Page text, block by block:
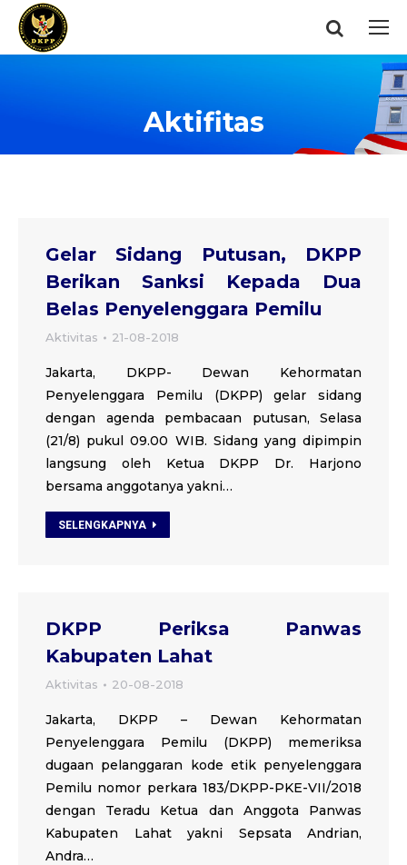
Search:
Aktifitas
You are here:
Gelar Sidang Putusan, DKPP
Berikan Sanksi Kepada Dua
Belas Penyelenggara Pemilu
Aktivitas 21-08-2018
Jakarta, DKPP- Dewan Kehormatan
Penyelenggara Pemilu (DKPP) gelar sidang
dengan agenda pembacaan putusan, Selasa
(21/8) pukul 09.00 WIB. Sidang yang dipimpin
langsung oleh Ketua DKPP Dr. Harjono
bersama anggotanya yakni…
SELENGKAPNYA
DKPP Periksa Panwas
Kabupaten Lahat
Aktivitas 20-08-2018
Jakarta, DKPP – Dewan Kehormatan
Penyelenggara Pemilu (DKPP) memeriksa
dugaan pelanggaran kode etik penyelenggara
Pemilu nomor perkara 183/DKPP-PKE-VII/2018
dengan Teradu Ketua dan Anggota Panwas
Kabupaten Lahat yakni Sepsata Andrian,
Andra…